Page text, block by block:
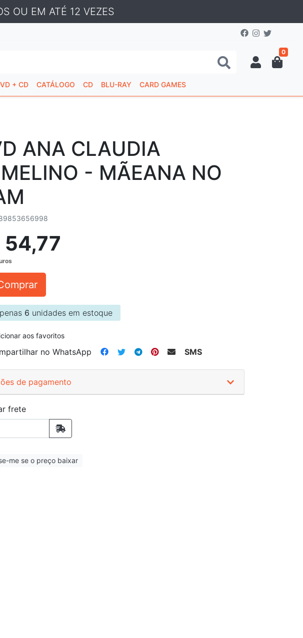
OU EM ATÉ 12 VEZES
0
+ CD CATÁLOGO CD BLU-RAY CARD GAMES
ANA CLAUDIA
- MÃEANA NO
54,77
6 unidades em estoque
aos favoritos
no WhatsApp SMS
de pagamento
frete
me se o preço baixar